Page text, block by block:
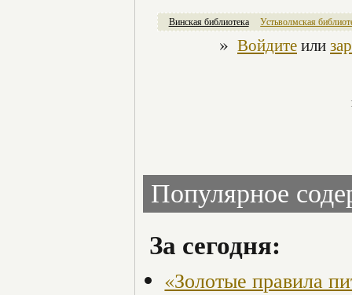
Винская библиотека Устьволмская
» Войдитеили
Популярное
За сегодня:
«Золотые правила